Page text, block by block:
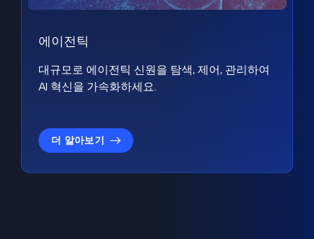
에이전틱
대규모로 에이전틱 신원을 탐색, 제어, 관리하여
AI 혁신을 가속화하세요.
더 알아보기